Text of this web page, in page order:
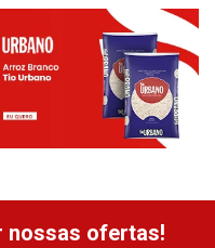
nossas ofertas!